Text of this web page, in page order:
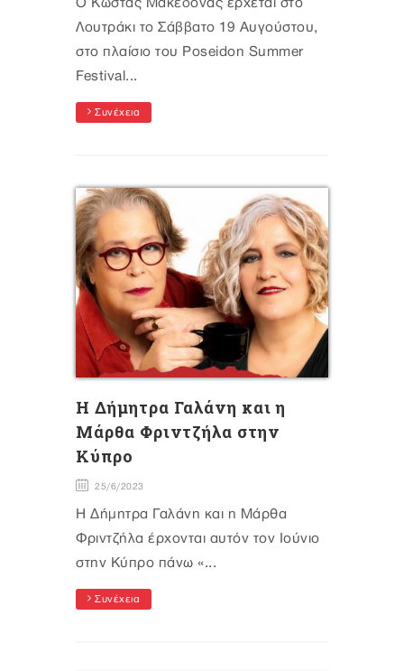
Ο Κώστας Μακεδόνας έρχεται στο
Λουτράκι το Σάββατο 19 Αυγούστου,
στο πλαίσιο του Poseidon Summer
Festival...
Συνέχεια
H Δήμητρα Γαλάνη και η
Μάρθα Φριντζήλα στην
Κύπρο
25/6/2023
H Δήμητρα Γαλάνη και η Μάρθα
Φριντζήλα έρχονται αυτόν τον Ιούνιο
στην Κύπρο πάνω «...
Συνέχεια